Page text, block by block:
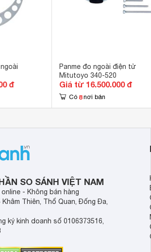
đ
Panme đo ngoài điện tử
Mitutoyo 340-520
Giá từ 16.500.000 đ
Có 8 nơi bán
SO SÁNH VIỆT NAM
- Không bán hàng
Thiên, Thổ Quan, Đống Đa,
ký kinh doanh số 0106373516,